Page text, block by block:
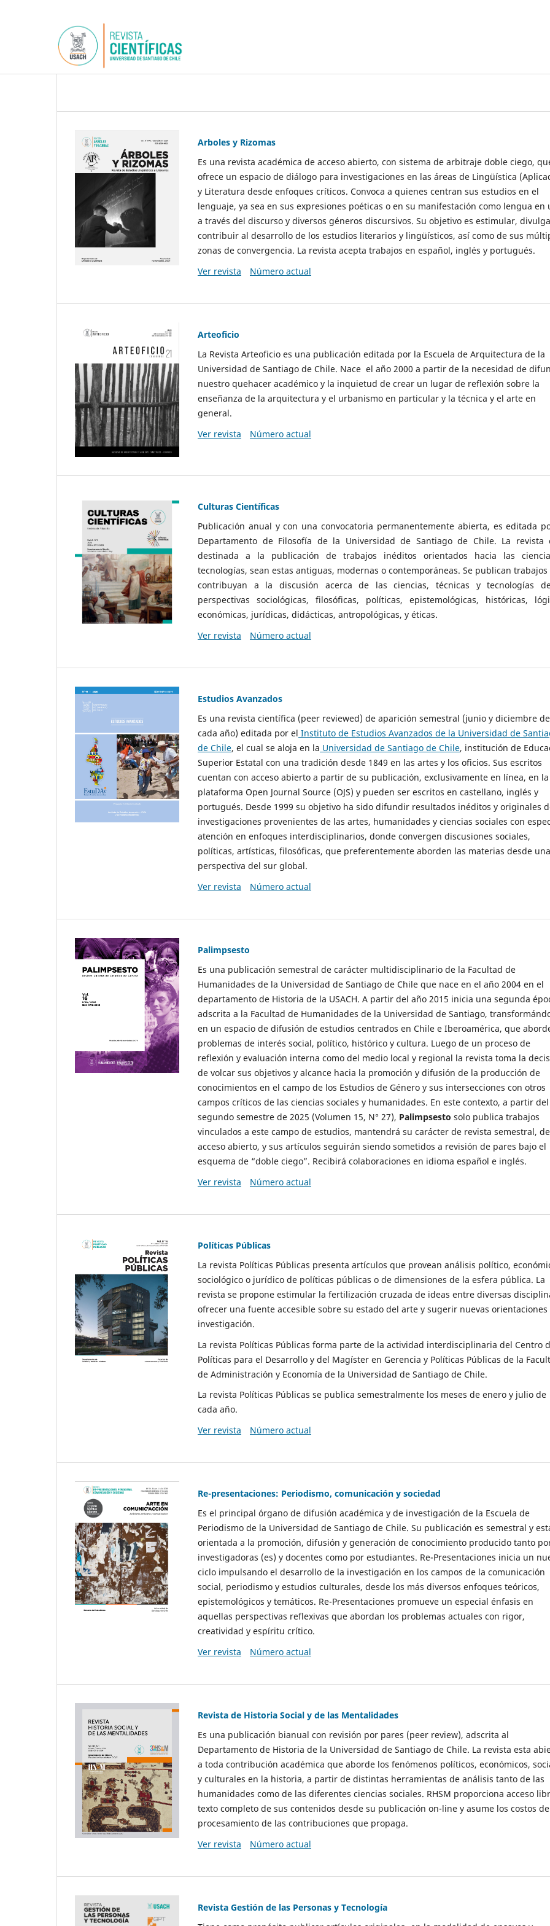
Arboles y Rizomas
Es una revista académica de acceso abierto, con sistema de arbitraje doble ciego,
ofrece un espacio de diálogo para investigaciones en las áreas de Lingüística
y Literatura desde enfoques críticos. Convoca a quienes centran sus estudios en el
lenguaje, ya sea en sus expresiones poéticas o en su manifestación como lengua en
a través del discurso y diversos géneros discursivos. Su objetivo es estimular,
contribuir al desarrollo de los estudios literarios y lingüísticos, así como de sus
zonas de convergencia. La revista acepta trabajos en español, inglés y portugués.
Ver revista
Número actual
Arteoficio
La Revista Arteoficio es una publicación editada por la Escuela de Arquitectura de la
Universidad de Santiago de Chile. Nace el año 2000 a partir de la necesidad de
nuestro quehacer académico y la inquietud de crear un lugar de reflexión sobre la
enseñanza de la arquitectura y el urbanismo en particular y la técnica y el arte en
general.
Ver revista
Número actual
Culturas Científicas
Publicación anual y con una convocatoria permanentemente abierta, es editada
Departamento de Filosofía de la Universidad de Santiago de Chile. La revista
destinada a la publicación de trabajos inéditos orientados hacia las
tecnologías, sean estas antiguas, modernas o contemporáneas. Se publican
contribuyan a la discusión acerca de las ciencias, técnicas y tecnologías
perspectivas sociológicas, filosóficas, políticas, epistemológicas, históricas,
económicas, jurídicas, didácticas, antropológicas, y éticas.
Ver revista
Número actual
Estudios Avanzados
Es una revista científica (peer reviewed) de aparición semestral (junio y diciembre de
cada año) editada por el Instituto de Estudios Avanzados de la Universidad de
de Chile, el cual se aloja en la Universidad de Santiago de Chile, institución de
Superior Estatal con una tradición desde 1849 en las artes y los oficios. Sus escritos
cuentan con acceso abierto a partir de su publicación, exclusivamente en línea, en la
plataforma Open Journal Source (OJS) y pueden ser escritos en castellano, inglés y
portugués. Desde 1999 su objetivo ha sido difundir resultados inéditos y originales
investigaciones provenientes de las artes, humanidades y ciencias sociales con
atención en enfoques interdisciplinarios, donde convergen discusiones sociales,
políticas, artísticas, filosóficas, que preferentemente aborden las materias desde una
perspectiva del sur global.
Ver revista
Número actual
Palimpsesto
Es una publicación semestral de carácter multidisciplinario de la Facultad de
Humanidades de la Universidad de Santiago de Chile que nace en el año 2004 en el
departamento de Historia de la USACH. A partir del año 2015 inicia una segunda
adscrita a la Facultad de Humanidades de la Universidad de Santiago,
en un espacio de difusión de estudios centrados en Chile e Iberoamérica, que
problemas de interés social, político, histórico y cultura. Luego de un proceso de
reflexión y evaluación interna como del medio local y regional la revista toma la
de volcar sus objetivos y alcance hacia la promoción y difusión de la producción de
conocimientos en el campo de los Estudios de Género y sus intersecciones con otros
campos críticos de las ciencias sociales y humanidades. En este contexto, a partir del
segundo semestre de 2025 (Volumen 15, N° 27), Palimpsesto solo publica trabajos
vinculados a este campo de estudios, mantendrá su carácter de revista semestral, de
acceso abierto, y sus artículos seguirán siendo sometidos a revisión de pares bajo el
esquema de “doble ciego”. Recibirá colaboraciones en idioma español e inglés.
Ver revista
Número actual
Políticas Públicas
La revista Políticas Públicas presenta artículos que provean análisis político,
sociológico o jurídico de políticas públicas o de dimensiones de la esfera pública. La
revista se propone estimular la fertilización cruzada de ideas entre diversas
ofrecer una fuente accesible sobre su estado del arte y sugerir nuevas orientaciones
investigación.
La revista Políticas Públicas forma parte de la actividad interdisciplinaria del Centro
Políticas para el Desarrollo y del Magíster en Gerencia y Políticas Públicas de la
de Administración y Economía de la Universidad de Santiago de Chile.
La revista Políticas Públicas se publica semestralmente los meses de enero y julio de
cada año.
Ver revista
Número actual
Re-presentaciones: Periodismo, comunicación y sociedad
Es el principal órgano de difusión académica y de investigación de la Escuela de
Periodismo de la Universidad de Santiago de Chile. Su publicación es semestral y
orientada a la promoción, difusión y generación de conocimiento producido tanto
investigadoras (es) y docentes como por estudiantes. Re-Presentaciones inicia un
ciclo impulsando el desarrollo de la investigación en los campos de la comunicación
social, periodismo y estudios culturales, desde los más diversos enfoques teóricos,
epistemológicos y temáticos. Re-Presentaciones promueve un especial énfasis en
aquellas perspectivas reflexivas que abordan los problemas actuales con rigor,
creatividad y espíritu crítico.
Ver revista
Número actual
Revista de Historia Social y de las Mentalidades
Es una publicación bianual con revisión por pares (peer review), adscrita al
Departamento de Historia de la Universidad de Santiago de Chile. La revista esta
a toda contribución académica que aborde los fenómenos políticos, económicos,
y culturales en la historia, a partir de distintas herramientas de análisis tanto de las
humanidades como de las diferentes ciencias sociales. RHSM proporciona acceso
texto completo de sus contenidos desde su publicación on-line y asume los costos de
procesamiento de las contribuciones que propaga.
Ver revista
Número actual
Revista Gestión de las Personas y Tecnología